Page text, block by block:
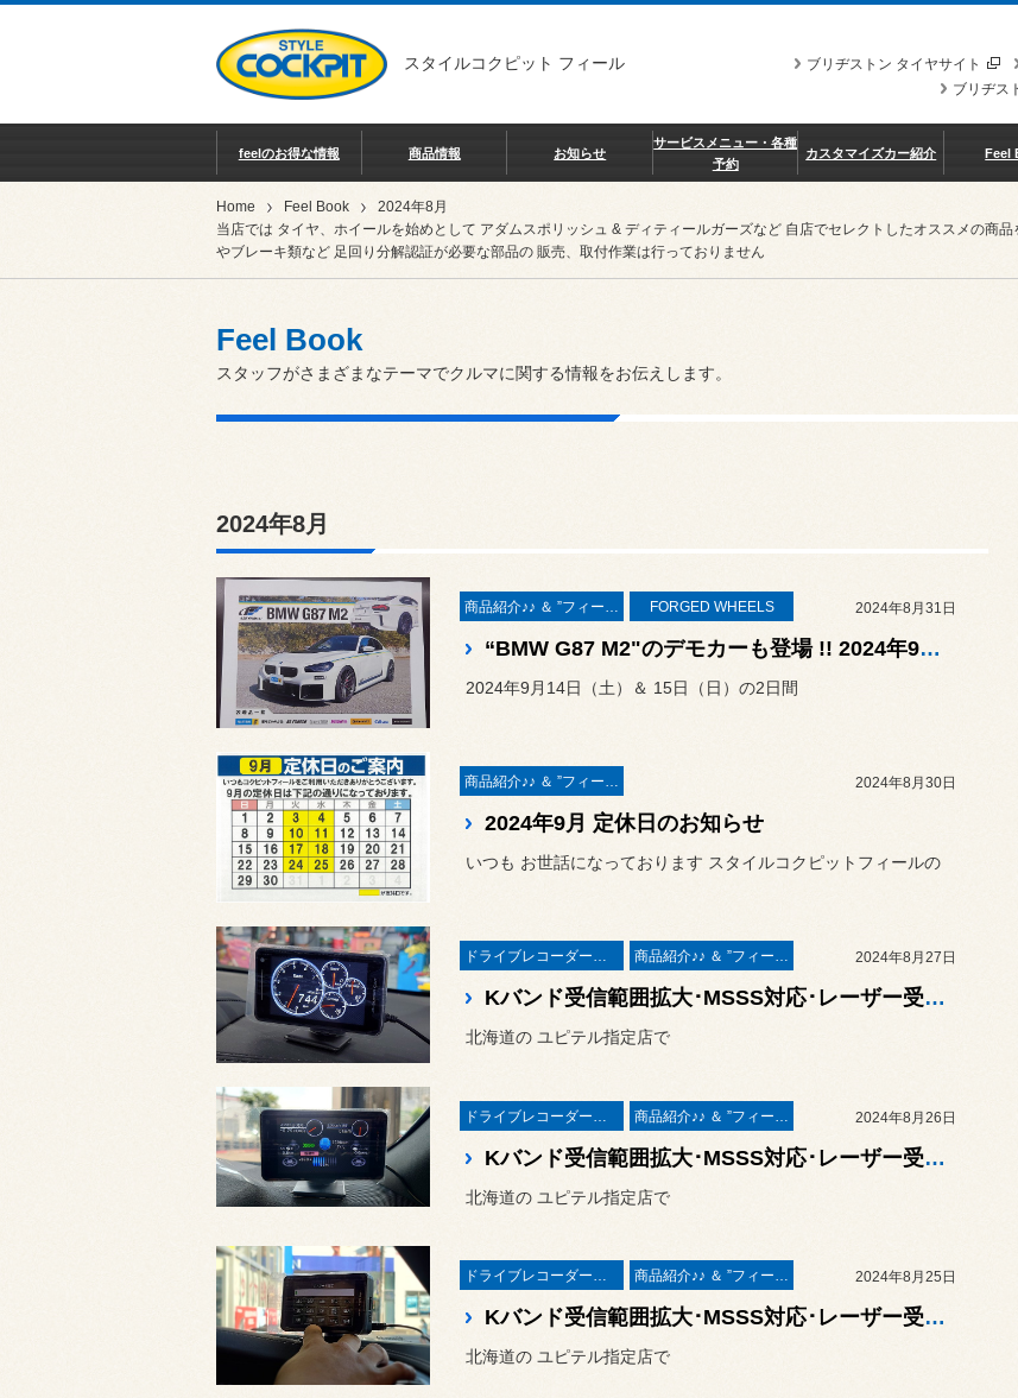
スタイルコクピット フィール
ブリヂストン タイヤサイト
ブリヂス
feelのお得な情報 商品情報 お知らせ
サービスメニュー・各種
予約
カスタマイズカー紹介 Feel
Home Feel Book
2024年8月
当店では タイヤ、ホイールを始めとして アダムスポリッシュ & ディティールガーズなど 自店でセレクトしたオススメの
やブレーキ類など 足回り分解認証が必要な部品の 販売、取付作業は行っておりません
Feel Book
スタッフがさまざまなテーマでクルマに関する情報をお伝えします。
2024年8月
商品紹介♪♪ ＆ ”フィール”からのお知らせ。 FORGED WHEELS 2024年8月31日
“BMW G87 M2"のデモカーも登場 !! 2024年9月14日＆15日の2日間 「阿部商会さん 取扱い商品イベント」を開催します
2024年9月14日（土）＆ 15日（日）の2日間
商品紹介♪♪ ＆ ”フィール”からのお知らせ。 2024年8月30日
2024年9月 定休日のお知らせ
いつも お世話になっております スタイルコクピットフィールの
ドライブレコーダー＆レーダー取付 商品紹介♪♪ ＆ ”フィール”からのお知らせ。 2024年8月27日
Kバンド受信範囲拡大･MSSS対応･レーザー受光モデルの新商品☆ ユピテル レーザー＆レーダー探知機 指定店モデル「スーパーキャット ZK2000」の取付作業 ／ トヨタ アルファード
北海道の ユピテル指定店で
ドライブレコーダー＆レーダー取付 商品紹介♪♪ ＆ ”フィール”からのお知らせ。 2024年8月26日
Kバンド受信範囲拡大･MSSS対応･レーザー受光モデルの新商品☆ ユピテル レーザー＆レーダー探知機 指定店モデル「スーパーキャット ZK2000」の取付作業 ／ レクサス RX500h
北海道の ユピテル指定店で
ドライブレコーダー＆レーダー取付 商品紹介♪♪ ＆ ”フィール”からのお知らせ。 2024年8月25日
Kバンド受信範囲拡大･MSSS対応･レーザー受光モデルの新商品☆ ユピテル レーザー＆レーダー探知機 指定店モデル「スーパーキャット ZK2000」の取付作業 ／ Mercedes-Benz CLS450
北海道の ユピテル指定店で